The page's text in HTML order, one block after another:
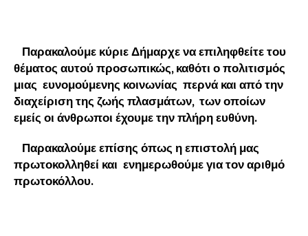
Παρακαλούμε κύριε Δήμαρχε να επιληφθείτε του
θέματος αυτού προσωπικώς, καθότι ο πολιτισμός
μιας ευνομούμενης κοινωνίας περνά και από την
διαχείριση της ζωής πλασμάτων, των οποίων
εμείς οι άνθρωποι έχουμε την πλήρη ευθύνη.
Παρακαλούμε επίσης όπως η επιστολή μας
πρωτοκολληθεί και ενημερωθούμε για τον αριθμό
πρωτοκόλλου.